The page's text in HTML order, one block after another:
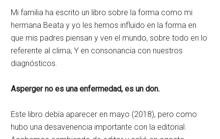
Mi familia ha escrito un libro sobre la forma como mi
hermana Beata y yo les hemos influido en la forma en
que mis padres piensan y ven el mundo, sobre todo en lo
referente al clima, Y en consonancia con nuestros
diagnósticos.
Asperger no es una enfermedad, es un don.
Este libro debía aparecer en mayo (2018), pero como
hubo una desavenencia importante con la editorial.